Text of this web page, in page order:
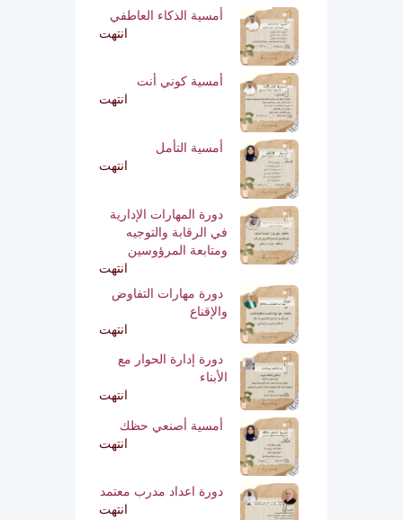
أمسية الذكاء العاطفي
انتهت
أمسية كوني أنت
انتهت
أمسية التأمل
انتهت
دورة المهارات الإدارية
في الرقابة والتوجيه
ومتابعة المرؤوسين
انتهت
دورة مهارات التفاوض
والإقناع
انتهت
دورة إدارة الحوار مع
الأبناء
انتهت
أمسية أصنعي حظك
انتهت
دورة اعداد مدرب معتمد
انتهت